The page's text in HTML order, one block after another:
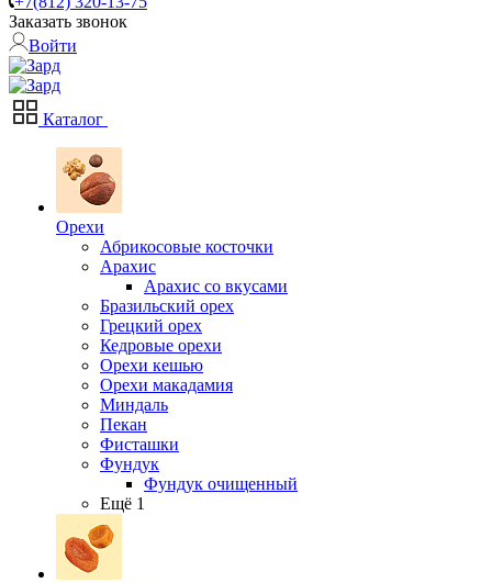
Заказать звонок
Войти
Каталог
Орехи
Абрикосовые косточки
Арахис
Арахис со вкусами
Бразильский орех
Грецкий орех
Кедровые орехи
Орехи кешью
Орехи макадамия
Миндаль
Пекан
Фисташки
Фундук
Фундук очищенный
Ещё 1